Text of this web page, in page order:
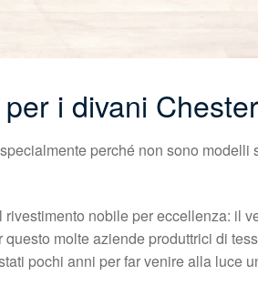
i divani
perché non sono
nobile per eccellenza: il
molte aziende produttrici di
pochi anni per far venire alla luce